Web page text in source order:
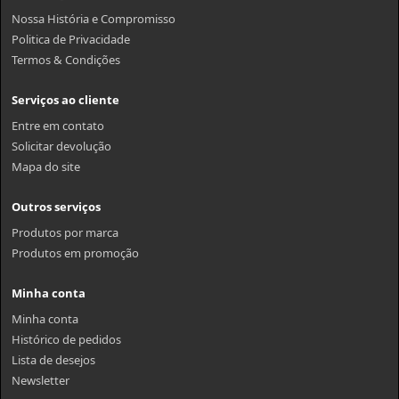
Nossa História e Compromisso
Politica de Privacidade
Termos & Condições
Serviços ao cliente
Entre em contato
Solicitar devolução
Mapa do site
Outros serviços
Produtos por marca
Produtos em promoção
Minha conta
Minha conta
Histórico de pedidos
Lista de desejos
Newsletter